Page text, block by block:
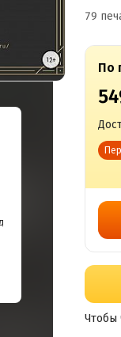
79
По
Чтобы